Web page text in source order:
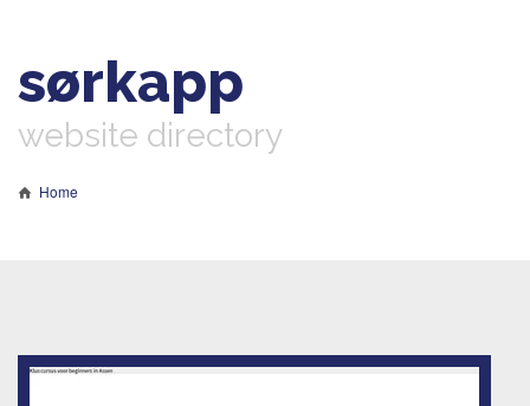
sørkapp
website directory
Home